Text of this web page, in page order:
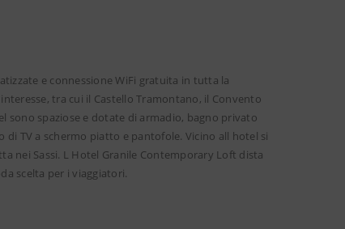
e connessione WiFi gratuita in tutta la
tra cui il Castello Tramontano, il Convento
sono spaziose e dotate di armadio, bagno privato
TV a schermo piatto e pantofole. Vicino all hotel si
nei Sassi. L Hotel Granile Contemporary Loft dista
scelta per i viaggiatori.